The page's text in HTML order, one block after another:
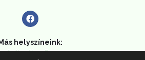
Más helyszíneink:
Csillagfény Bár